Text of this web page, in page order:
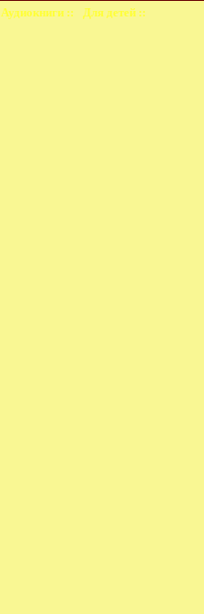
Аудиокниги :: Для детей ::